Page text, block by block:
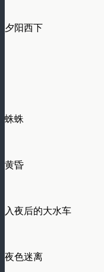
夕阳西下
蛛蛛
黄昏
入夜后的大水车
夜色迷离